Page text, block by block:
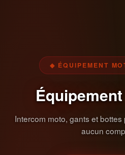
◆ ÉQUIPEMENT
Intercom moto, gants et
aucun